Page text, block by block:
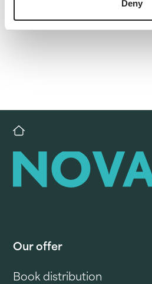
Deny
Our offer
Book distribution